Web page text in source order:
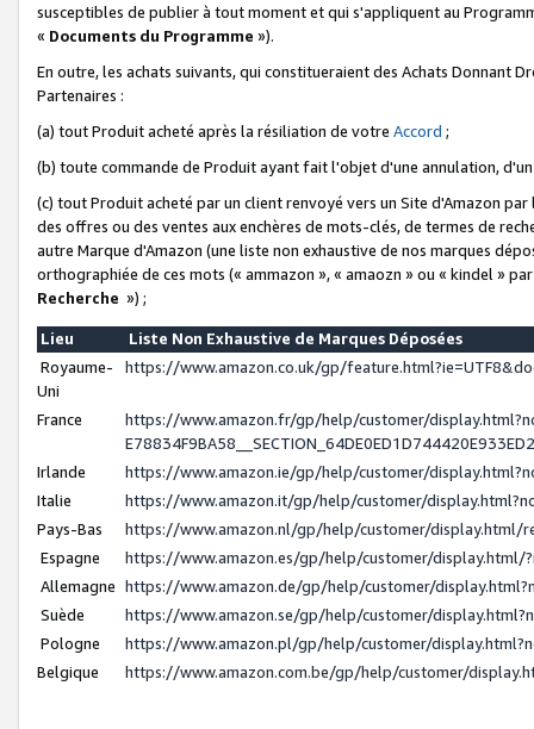
susceptibles de publier à tout moment et qui s'appliquent au
« Documents du Programme »).
En outre, les achats suivants, qui constitueraient des Achats Donnant
Partenaires :
(a) tout Produit acheté après la résiliation de votre Accord ;
(b) toute commande de Produit ayant fait l'objet d'une annulation,
(c) tout Produit acheté par un client renvoyé vers un Site d'Amazon
des offres ou des ventes aux enchères de mots-clés, de termes de
autre Marque d'Amazon (une liste non exhaustive de nos marques
orthographiée de ces mots (« ammazon », « amaozn » ou « kindel »
Recherche ») ;
Lieu
Liste Non Exhaustive de Marques Déposées
Royaume-
Uni
https://www.amazon.co.uk/gp/
France
https://www.amazon.fr/gp/help/customer/
Irlande
https://www.amazon.ie/gp/help/customer/
Italie
https://www.amazon.it/gp/help/customer/
Pays-Bas
https://www.amazon.nl/gp/help/customer/display.html/
Espagne
https://www.amazon.es/gp/help/customer/display.html/
Allemagne https://www.amazon.de/gp/help/customer/
Suède
https://www.amazon.se/gp/help/customer/
Pologne
https://www.amazon.pl/gp/help/customer/
Belgique
https://www.amazon.com.be/gp/help/customer/